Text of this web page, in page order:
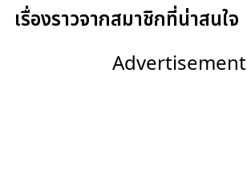
เรื่องราวจากสมาชิกที่น่าสนใจ
Advertisement